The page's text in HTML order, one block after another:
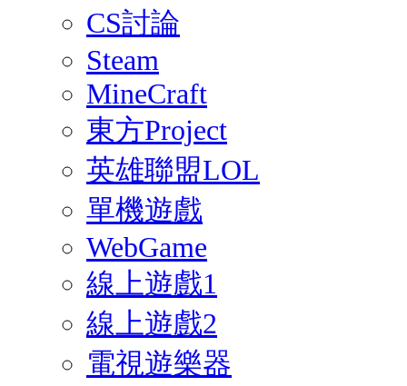
CS討論
Steam
MineCraft
東方Project
英雄聯盟LOL
單機遊戲
WebGame
線上遊戲1
線上遊戲2
電視遊樂器